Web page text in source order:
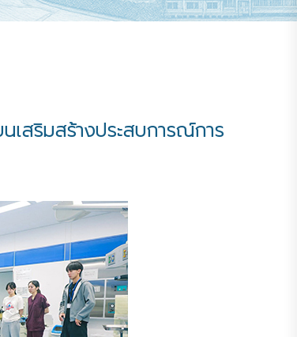
สริมสร้างประสบการณ์การ